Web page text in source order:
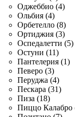
Оджеббио (4)
Ольбия (4)
Орбетелло (8)
Ортиджия (3)
Оспедалетти (5)
Остуни (11)
Пантелерия (1)
Певеро (3)
Перуджа (4)
Пескара (31)
Пиза (18)
Пиццо Калабро